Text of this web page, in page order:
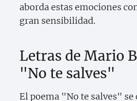
aborda estas emociones
gran sensibilidad.
Letras de Mario
"No te salves"
El poema "No te salves" se